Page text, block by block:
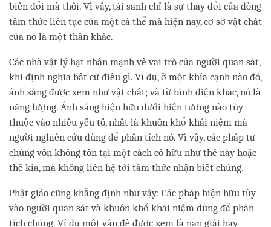
biến đổi mà thôi. Vì vậy, tái sanh chỉ là sự thay đổi của dòng
tâm thức liên tục của một cá thể mà hiện nay, cơ sở vật chất
của nó là một thân khác.
Các nhà vật lý hạt nhấn mạnh về vai trò của người quan sát,
khi định nghĩa bất cứ điều gì. Ví dụ, ở một khía cạnh nào đó,
ánh sáng được xem như vật chất; và từ bình diện khác, nó là
năng lượng. Ánh sáng hiện hữu dưới hiện tương nào tùy
thuộc vào nhiều yếu tố, nhất là khuôn khổ khái niệm mà
người nghiên cứu dùng để phân tích nó. Vì vậy, các pháp tự
chúng vốn không tồn tại một cách cố hữu như thế này hoặc
thế kia, mà không liên hệ tới tâm thức nhận biết chúng.
Phật giáo cũng khẳng định như vậy: Các pháp hiện hữu tùy
vào người quan sát và khuôn khổ khái niệm dùng để phân
tích chúng. Ví dụ một vấn đề được xem là nan giải hay